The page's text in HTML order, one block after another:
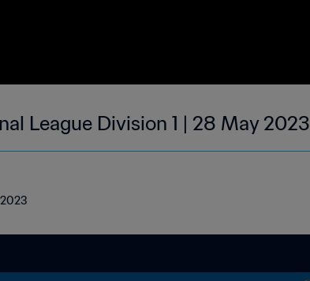
League Division 1 | 28 May 2023